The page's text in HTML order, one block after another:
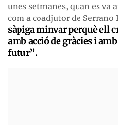
unes setmanes, quan es va
com a coadjutor de Serrano
sàpiga minvar perquè ell
amb acció de gràcies i
futur”.